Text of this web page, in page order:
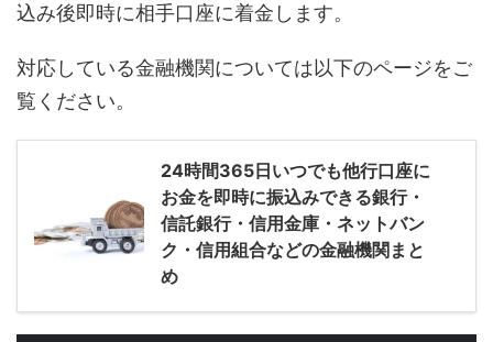
込み後即時に相手口座に着金します。
対応している金融機関については以下のページをご
覧ください。
24時間365日いつでも他行口座に
お金を即時に振込みできる銀行・
信託銀行・信用金庫・ネットバン
ク・信用組合などの金融機関まと
め